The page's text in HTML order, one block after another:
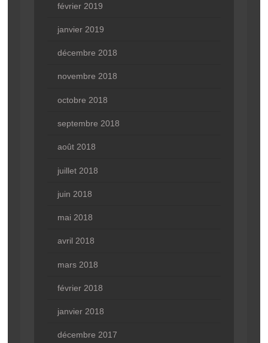
février 2019
janvier 2019
décembre 2018
novembre 2018
octobre 2018
septembre 2018
août 2018
juillet 2018
juin 2018
mai 2018
avril 2018
mars 2018
février 2018
janvier 2018
décembre 2017